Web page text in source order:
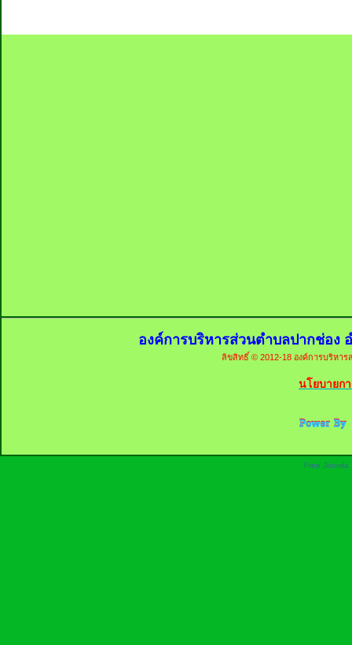
องค์การบริหารส่วนตำบลปากช่อง
ลิขสิทธิ์ © 2012-18 องค์การบริหา
นโยบายก
Free